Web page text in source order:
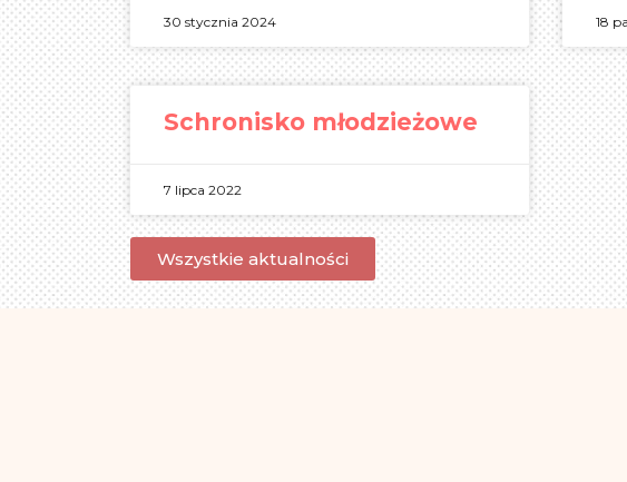
30 stycznia 2024 18
Schronisko młodzieżowe
7 lipca 2022
Wszystkie aktualności